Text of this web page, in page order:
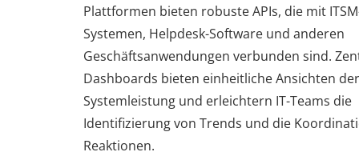
Plattformen bieten robuste APIs, die mit
Systemen, Helpdesk-Software und anderen
Geschäftsanwendungen verbunden sind.
Dashboards bieten einheitliche Ansichten der
Systemleistung und erleichtern IT-Teams die
Identifizierung von Trends und die
Reaktionen.